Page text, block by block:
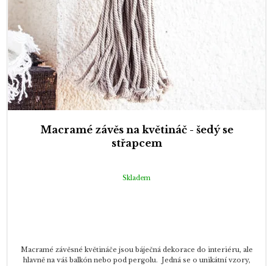
Macramé závěs na květináč - šedý se
střapcem
Skladem
Macramé závěsné květináče jsou báječná dekorace do interiéru, ale
hlavně na váš balkón nebo pod pergolu. Jedná se o unikátní vzory,